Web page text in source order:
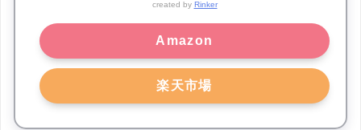
created by Rinker
Amazon
楽天市場